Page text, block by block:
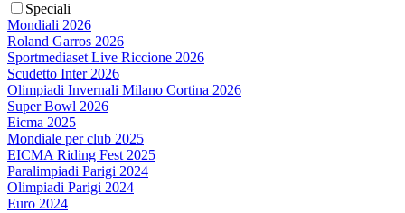
Speciali
Mondiali 2026
Roland Garros 2026
Sportmediaset Live Riccione 2026
Scudetto Inter 2026
Olimpiadi Invernali Milano Cortina 2026
Super Bowl 2026
Eicma 2025
Mondiale per club 2025
EICMA Riding Fest 2025
Paralimpiadi Parigi 2024
Olimpiadi Parigi 2024
Euro 2024